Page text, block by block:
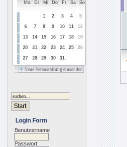
Mo Di Mi Do Fr Sa So
1 2 3 4 5
6 7 8 9 10 11 12
13 14 15 16 17 18 19
20 21 22 23 24 25 26
27 28 29 30 31
Neue Veranstaltung einsenden
Login Form
Benutzername
Passwort